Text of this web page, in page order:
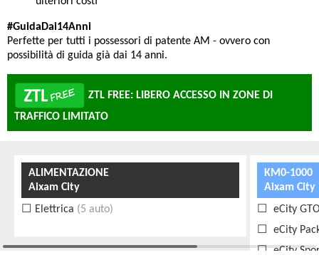
#GuidaDai14Anni
Perfette per tutti i possessori di patente AM - ovvero con
possibilità di guida già dai 14 anni.
ZTL FREE: LIBERO ACCESSO IN ZONE DI
TRAFFICO LIMITATO
ALIMENTAZIONE
Aixam City
Elettrica (5 auto)
KM0-1000
Aixam City
eCity
eCity
eCity